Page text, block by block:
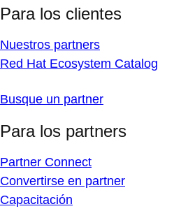
Para los clientes
Nuestros partners
Red Hat Ecosystem Catalog
Busque un partner
Para los partners
Partner Connect
Convertirse en partner
Capacitación